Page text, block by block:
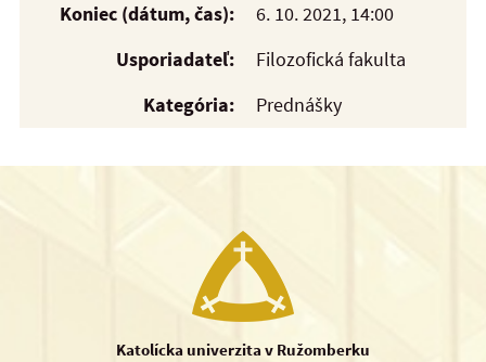
Koniec (dátum, čas):
6. 10. 2021, 14:00
Usporiadateľ:
Filozofická fakulta
Kategória:
Prednášky
Katolícka univerzita v Ružomberku